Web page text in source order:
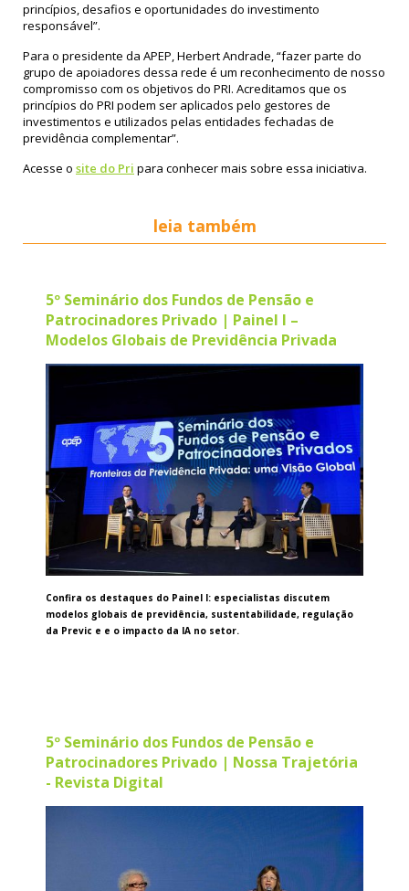
princípios, desafios e oportunidades do investimento
responsável”.
Para o presidente da APEP, Herbert Andrade, “fazer parte do
grupo de apoiadores dessa rede é um reconhecimento de nosso
compromisso com os objetivos do PRI. Acreditamos que os
princípios do PRI podem ser aplicados pelo gestores de
investimentos e utilizados pelas entidades fechadas de
previdência complementar”.
Acesse o site do Pri para conhecer mais sobre essa iniciativa.
leia também
5º Seminário dos Fundos de Pensão e
Patrocinadores Privado | Painel I –
Modelos Globais de Previdência Privada
Confira os destaques do Painel I: especialistas discutem
modelos globais de previdência, sustentabilidade, regulação
da Previc e e o impacto da IA no setor.
5º Seminário dos Fundos de Pensão e
Patrocinadores Privado | Nossa Trajetória
- Revista Digital